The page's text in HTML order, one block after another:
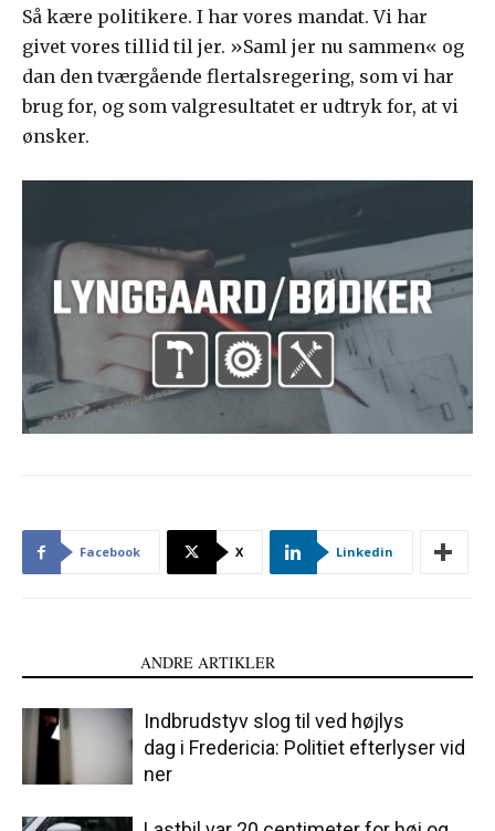
Så kære politikere. I har vores mandat. Vi har
givet vores tillid til jer. »Saml jer nu sammen« og
dan den tværgående flertalsregering, som vi har
brug for, og som valgresultatet er udtryk for, at vi
ønsker.
Facebook X Linkedin
ANDRE ARTIKLER
Indbrudstyv slog til ved højlys
dag i Fredericia: Politiet efterlyser vid
ner